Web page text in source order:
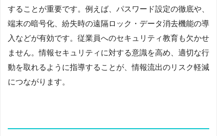
することが重要です。例えば、パスワード設定の徹底や、
端末の暗号化、紛失時の遠隔ロック・データ消去機能の導
入などが有効です。従業員へのセキュリティ教育も欠かせ
ません。情報セキュリティに対する意識を高め、適切な行
動を取れるように指導することが、情報流出のリスク軽減
につながります。